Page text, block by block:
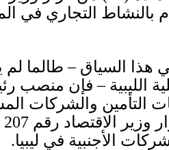
بالنشاط التجاري في
هذا السياق – طالما
الليبية – فإن
التأمين والشركات
وزير الاقتصاد رقم 207
الأجنبية في ليبيا.